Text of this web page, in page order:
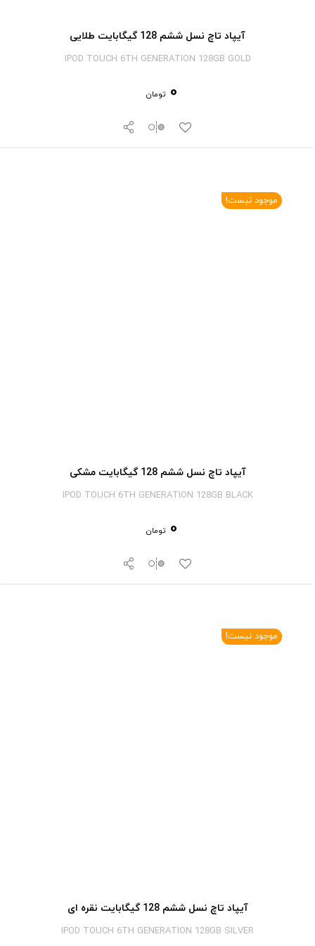
آیپاد تاچ نسل ششم 128 گیگابایت طلایی
IPOD TOUCH 6TH GENERATION 128GB GOLD
0 تومان
موجود نیست!
آیپاد تاچ نسل ششم 128 گیگابایت مشکی
IPOD TOUCH 6TH GENERATION 128GB BLACK
0 تومان
موجود نیست!
آیپاد تاچ نسل ششم 128 گیگابایت نقره ای
IPOD TOUCH 6TH GENERATION 128GB SILVER